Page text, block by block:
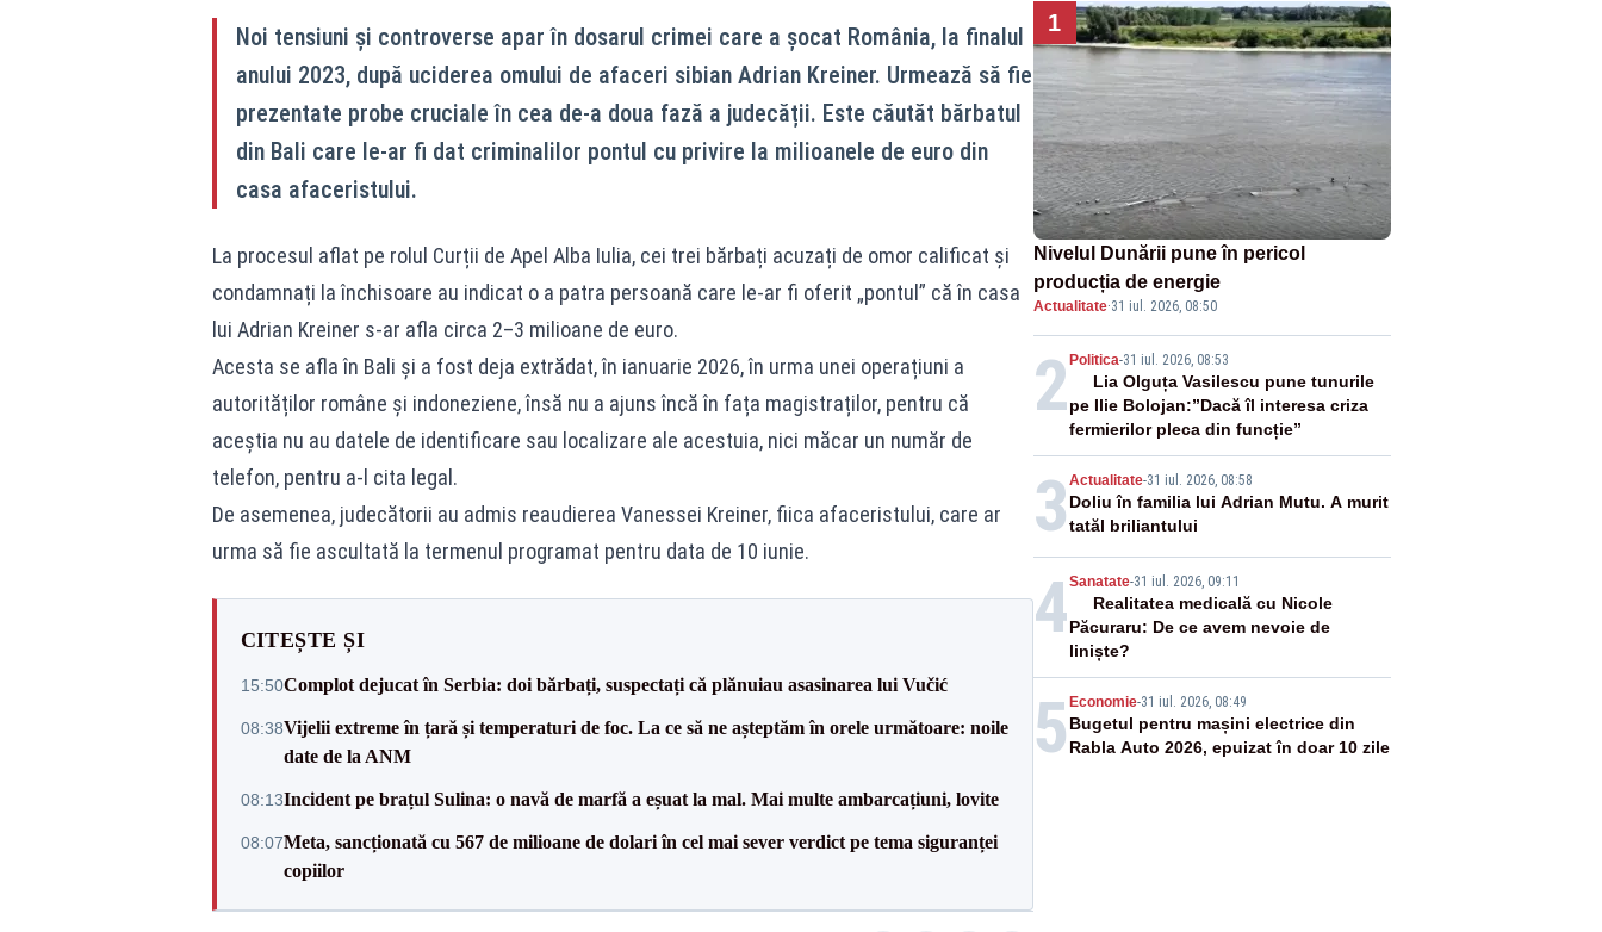
Noi tensiuni și controverse apar în dosarul crimei care a șocat România, la finalul
anului 2023, după uciderea omului de afaceri sibian Adrian Kreiner. Urmează să fie
prezentate probe cruciale în cea de-a doua fază a judecății. Este căutăt bărbatul
din Bali care le-ar fi dat criminalilor pontul cu privire la milioanele de euro din
casa afaceristului.
La procesul aflat pe rolul Curții de Apel Alba Iulia, cei trei bărbați acuzați de omor calificat și
condamnați la închisoare au indicat o a patra persoană care le-ar fi oferit „pontul” că în casa
lui Adrian Kreiner s-ar afla circa 2–3 milioane de euro.
Acesta se afla în Bali și a fost deja extrădat, în ianuarie 2026, în urma unei operațiuni a
autorităților române și indoneziene, însă nu a ajuns încă în fața magistraților, pentru că
aceștia nu au datele de identificare sau localizare ale acestuia, nici măcar un număr de
telefon, pentru a-l cita legal.
De asemenea, judecătorii au admis reaudierea Vanessei Kreiner, fiica afaceristului, care ar
urma să fie ascultată la termenul programat pentru data de 10 iunie.
CITEȘTE ȘI
15:50Complot dejucat în Serbia: doi bărbați, suspectați că plănuiau asasinarea lui Vučić
08:38Vijelii extreme în țară și temperaturi de foc. La ce să ne așteptăm în orele următoare: noile
date de la ANM
08:13Incident pe brațul Sulina: o navă de marfă a eșuat la mal. Mai multe ambarcațiuni, lovite
08:07Meta, sancționată cu 567 de milioane de dolari în cel mai sever verdict pe tema siguranței
copiilor
1
Nivelul Dunării pune în pericol
producția de energie
Actualitate·31 iul. 2026, 08:50
2Politica-31 iul. 2026, 08:53
Lia Olguța Vasilescu pune tunurile
pe Ilie Bolojan:”Dacă îl interesa criza
fermierilor pleca din funcție”
3 Actualitate-31 iul. 2026, 08:58
Doliu în familia lui Adrian Mutu. A murit
tatăl briliantului
4Sanatate-31 iul. 2026, 09:11
Realitatea medicală cu Nicole
Păcuraru: De ce avem nevoie de
liniște?
5 Economie-31 iul. 2026, 08:49
Bugetul pentru mașini electrice din
Rabla Auto 2026, epuizat în doar 10 zile